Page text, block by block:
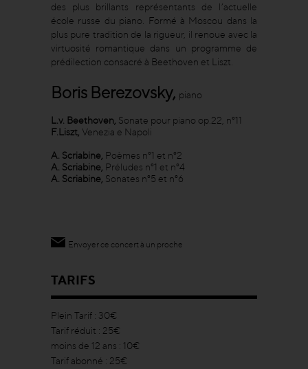
des plus brillants représentants de l’actuelle
école russe du piano. Formé à Moscou dans la
plus pure tradition de la rigueur, il renoue avec la
virtuosité romantique dans un programme de
prédilection consacré à Beethoven et Liszt.
Boris Berezovsky, piano
L.v. Beethoven, Sonate pour piano op.22, n°11
F.Liszt, Venezia e Napoli
A. Scriabine, Poèmes n°1 et n°2
A. Scriabine, Préludes n°1 et n°4
A. Scriabine, Sonates n°5 et n°6
Envoyer ce concert à un proche
TARIFS
Plein Tarif : 30€
Tarif réduit : 25€
moins de 12 ans : 10€
Tarif abonné : 25€